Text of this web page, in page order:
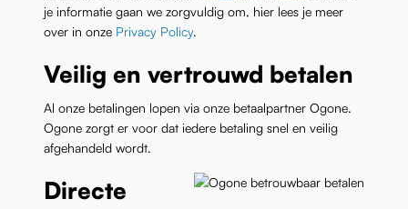
je informatie gaan we zorgvuldig om, hier lees je meer
over in onze Privacy Policy.
Veilig en vertrouwd betalen
Al onze betalingen lopen via onze betaalpartner Ogone.
Ogone zorgt er voor dat iedere betaling snel en veilig
afgehandeld wordt.
Directe